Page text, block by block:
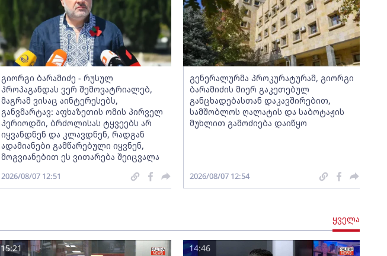
გიორგი ბარამიძე - რუსულ
პროპაგანდას ვერ შემოვატრიალებ,
მაგრამ ვისაც აინტერესებს,
განვმარტავ: აფხაზეთის ომის პირველ
პერიოდში, ბრძოლისას ტყვეებს არ
იყვანდნენ და კლავდნენ, რადგან
ადამიანები გამწარებული იყვნენ,
მოგვიანებით ეს ვითარება შეიცვალა
2026/08/07 12:51
გენერალურმა პროკურატურამ, გიორგი
ბარამიძის მიერ გაკეთებულ
განცხადებასთან დაკავშირებით,
სამშობლოს ღალატის და საბოტაჟის
მუხლით გამოძიება დაიწყო
2026/08/07 12:54
ყველა
15:21 14:46